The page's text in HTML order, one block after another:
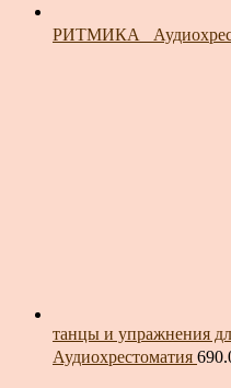
РИТМИКА_
танцы и упражнения
Аудиохрестоматия